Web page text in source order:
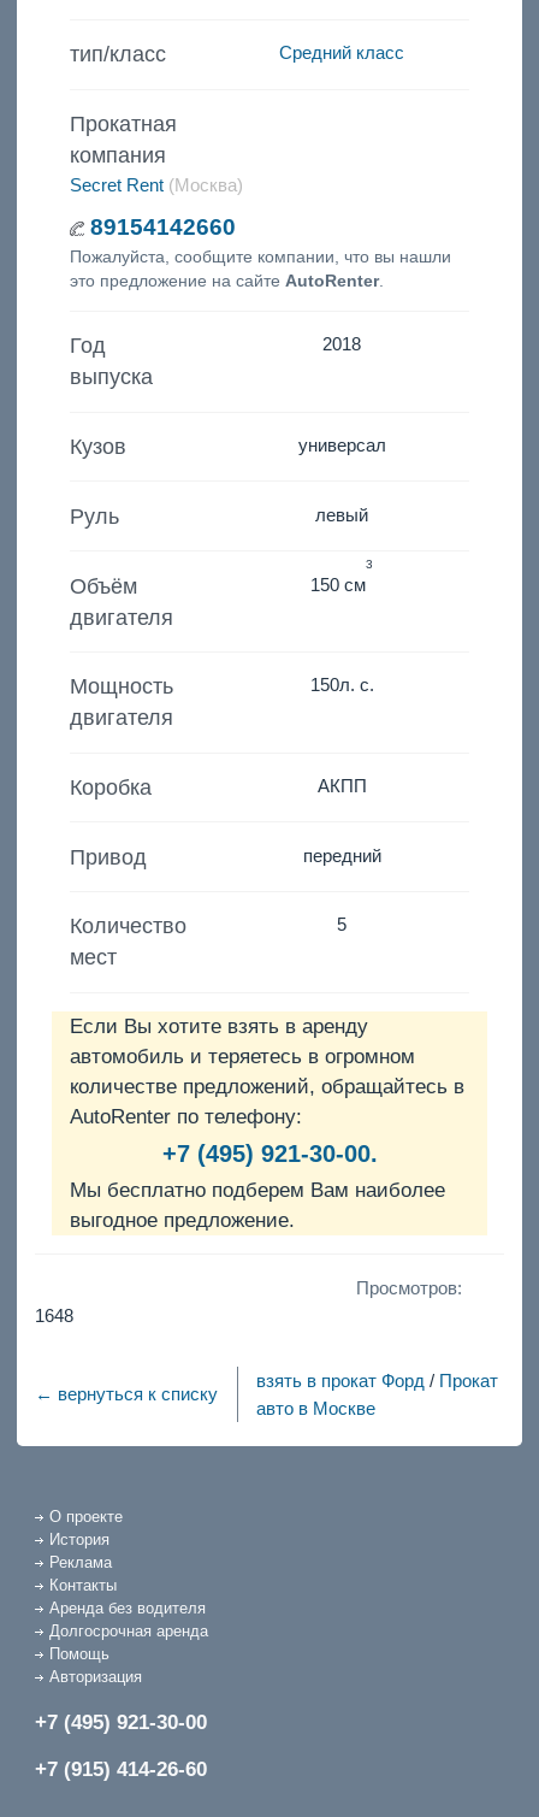
тип/класс Средний класс
Прокатная
компания
Secret Rent(Москва)
89154142660
Пожалуйста, сообщите компании, что вы нашли
это предложение на сайте AutoRenter.
Год
выпуска
2018
Кузов универсал
Руль левый
Объём
двигателя
150 см
3
Мощность
двигателя
150л. с.
Коробка АКПП
Привод передний
Количество
мест
5
Если Вы хотите взять в аренду
автомобиль и теряетесь в огромном
количестве предложений, обращайтесь в
AutoRenter по телефону:
+7 (495) 921-30-00.
Мы бесплатно подберем Вам наиболее
выгодное предложение.
Просмотров:
1648
← вернуться к списку
взять в прокат Форд / Прокат
авто в Москве
О проекте
История
Реклама
Контакты
Аренда без водителя
Долгосрочная аренда
Помощь
Авторизация
+7 (495) 921-30-00
+7 (915) 414-26-60